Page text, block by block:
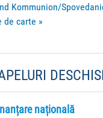
Kommunion/
de carte »
națională